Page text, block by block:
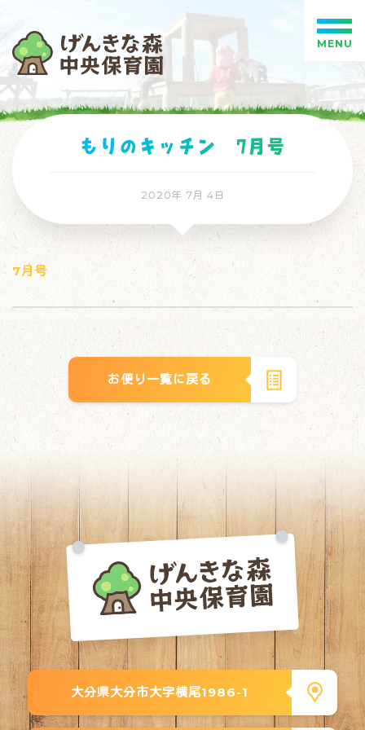
もりのキッチン 7月号
2020年 7月 4日
7月号
お便り一覧に戻る
大分県大分市大字横尾1986-1
MENU